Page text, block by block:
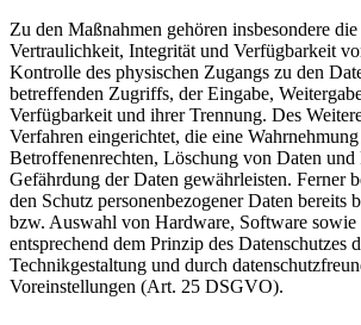
Zu den Maßnahmen gehören insbesondere
Vertraulichkeit, Integrität und Verfügbarkeit
Kontrolle des physischen Zugangs zu den
betreffenden Zugriffs, der Eingabe,
Verfügbarkeit und ihrer Trennung. Des
Verfahren eingerichtet, die eine
Betroffenenrechten, Löschung von Daten und
Gefährdung der Daten gewährleisten. Ferner
den Schutz personenbezogener Daten bereits
bzw. Auswahl von Hardware, Software sowie
entsprechend dem Prinzip des Datenschutzes
Technikgestaltung und durch
Voreinstellungen (Art. 25 DSGVO).